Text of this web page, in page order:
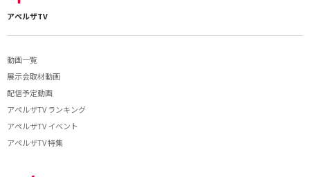
アペルザTV
動画一覧
展示会取材動画
配信予定動画
アペルザTV ランキング
アペルザTV イベント
アペルザTV 特集